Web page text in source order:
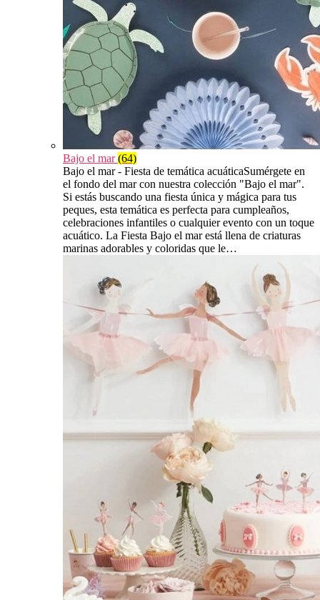
Bajo el mar(64)
Bajo el mar - Fiesta de temática acuáticaSumérgete en
el fondo del mar con nuestra colección "Bajo el mar".
Si estás buscando una fiesta única y mágica para tus
peques, esta temática es perfecta para cumpleaños,
celebraciones infantiles o cualquier evento con un toque
acuático. La Fiesta Bajo el mar está llena de criaturas
marinas adorables y coloridas que le…